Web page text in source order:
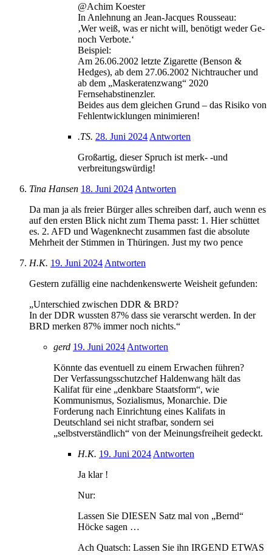
@Achim Koester
In Anlehnung an Jean-Jacques Rousseau:
‚Wer weiß, was er nicht will, benötigt weder Ge-
noch Verbote.‘
Beispiel:
Am 26.06.2002 letzte Zigarette (Benson &
Hedges), ab dem 27.06.2002 Nichtraucher und
ab dem „Maskeratenzwang“ 2020
Fernsehabstinenzler.
Beides aus dem gleichen Grund – das Risiko von
Fehlentwicklungen minimieren!
.TS. 28. Juni 2024 Antworten
Großartig, dieser Spruch ist merk- -und
verbreitungswürdig!
Tina Hansen 18. Juni 2024 Antworten
Da man ja als freier Bürger alles schreiben darf, auch wenn es
auf den ersten Blick nicht zum Thema passt: 1. Hier schüttet
es. 2. AFD und Wagenknecht zusammen fast die absolute
Mehrheit der Stimmen in Thüringen. Just my two pence
H.K. 19. Juni 2024 Antworten
Gestern zufällig eine nachdenkenswerte Weisheit gefunden:
„Unterschied zwischen DDR & BRD?
In der DDR wussten 87% dass sie verarscht werden. In der
BRD merken 87% immer noch nichts.“
gerd 19. Juni 2024 Antworten
Könnte das eventuell zu einem Erwachen führen?
Der Verfassungsschutzchef Haldenwang hält das
Kalifat für eine „denkbare Staatsform“, wie
Kommunismus, Sozialismus, Monarchie. Die
Forderung nach Einrichtung eines Kalifats in
Deutschland sei nicht strafbar, sondern sei
„selbstverständlich“ von der Meinungsfreiheit gedeckt.
H.K. 19. Juni 2024 Antworten
Ja klar !
Nur:
Lassen Sie DIESEN Satz mal von „Bernd“
Höcke sagen …
Ach Quatsch: Lassen Sie ihn IRGEND ETWAS